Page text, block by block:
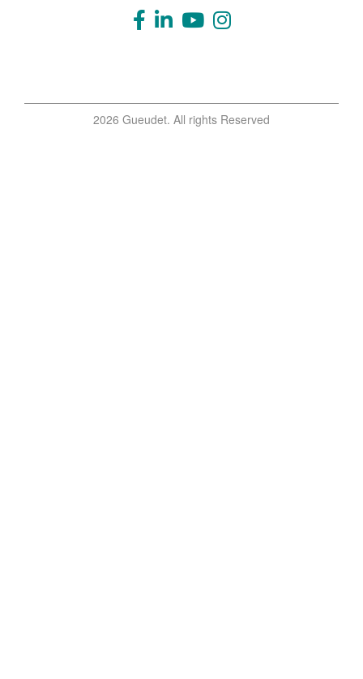
2026 Gueudet. All rights Reserved